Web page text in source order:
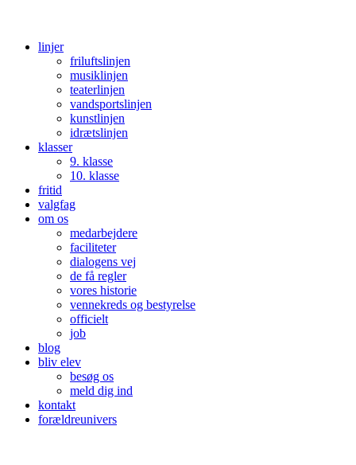
linjer
friluftslinjen
musiklinjen
teaterlinjen
vandsportslinjen
kunstlinjen
idrætslinjen
klasser
9. klasse
10. klasse
fritid
valgfag
om os
medarbejdere
faciliteter
dialogens vej
de få regler
vores historie
vennekreds og bestyrelse
officielt
job
blog
bliv elev
besøg os
meld dig ind
kontakt
forældreunivers